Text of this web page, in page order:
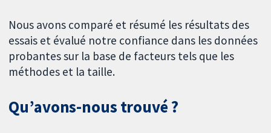
Nous avons comparé et résumé les résultats des
essais et évalué notre confiance dans les données
probantes sur la base de facteurs tels que les
méthodes et la taille.
Qu’avons-nous trouvé ?